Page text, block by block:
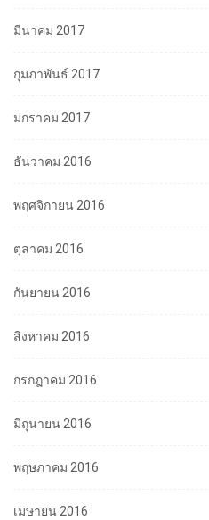
มีนาคม 2017
กุมภาพันธ์ 2017
มกราคม 2017
ธันวาคม 2016
พฤศจิกายน 2016
ตุลาคม 2016
กันยายน 2016
สิงหาคม 2016
กรกฎาคม 2016
มิถุนายน 2016
พฤษภาคม 2016
เมษายน 2016